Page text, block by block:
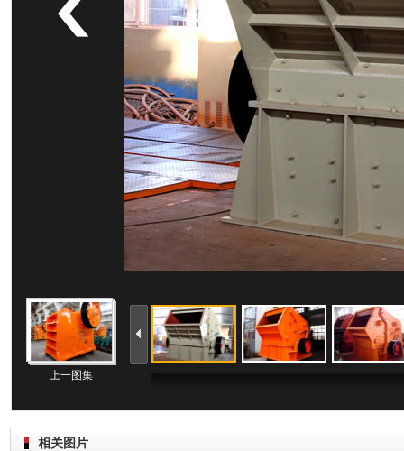
上一图集
相关图片